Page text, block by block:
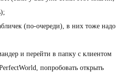
(по-очереди), в них тоже надо
и перейти в папку с клиентом
попробовать открыть